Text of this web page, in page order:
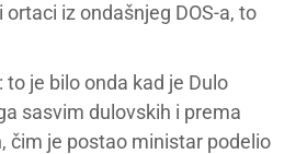
iz ondašnjeg DOS-a, to
to je bilo onda kad je Dulo
sasvim dulovskih i prema
čim je postao ministar podelio